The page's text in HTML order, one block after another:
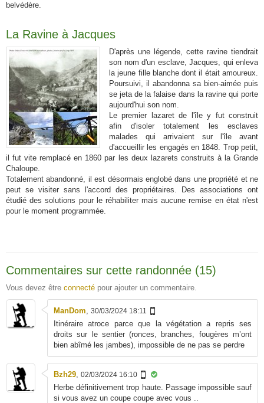
belvédère.
La Ravine à Jacques
D'après une légende, cette ravine tiendrait
son nom d'un esclave, Jacques, qui enleva
la jeune fille blanche dont il était amoureux.
Poursuivi, il abandonna sa bien-aimée puis
se jeta de la falaise dans la ravine qui porte
aujourd'hui son nom.
Le premier lazaret de l'île y fut construit
afin d'isoler totalement les esclaves
malades qui arrivaient sur l'île avant
d'accueillir les engagés en 1848. Trop petit,
il fut vite remplacé en 1860 par les deux lazarets construits à la Grande
Chaloupe.
Totalement abandonné, il est désormais englobé dans une propriété et ne
peut se visiter sans l'accord des propriétaires. Des associations ont
étudié des solutions pour le réhabiliter mais aucune remise en état n'est
pour le moment programmée.
Commentaires sur cette randonnée (15)
Vous devez être connecté pour ajouter un commentaire.
ManDom, 30/03/2024 18:11
Itinéraire atroce parce que la végétation a repris ses
droits sur le sentier (ronces, branches, fougères m’ont
bien abîmé les jambes), impossible de ne pas se perdre
Bzh29, 02/03/2024 16:10
Herbe définitivement trop haute. Passage impossible sauf
si vous avez un coupe coupe avec vous ..